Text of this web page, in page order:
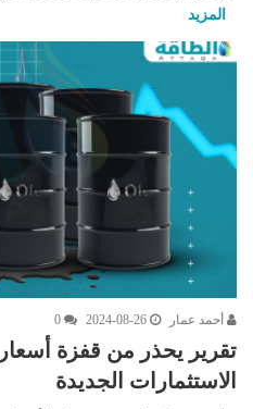
المزيد
أحمد عمار 2024-08-26
0
الاستثمارات الجديدة